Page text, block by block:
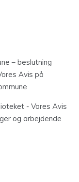
– beslutning
Avis på
- Vores Avis
og arbejdende